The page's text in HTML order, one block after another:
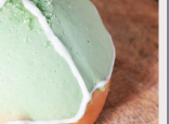
ージ
骨董市
カーブーツ
ーキ
ジャズ